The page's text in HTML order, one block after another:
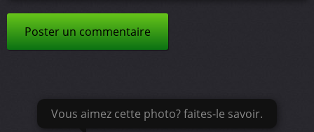
Poster un commentaire
Vous aimez cette photo? faites-le savoir.